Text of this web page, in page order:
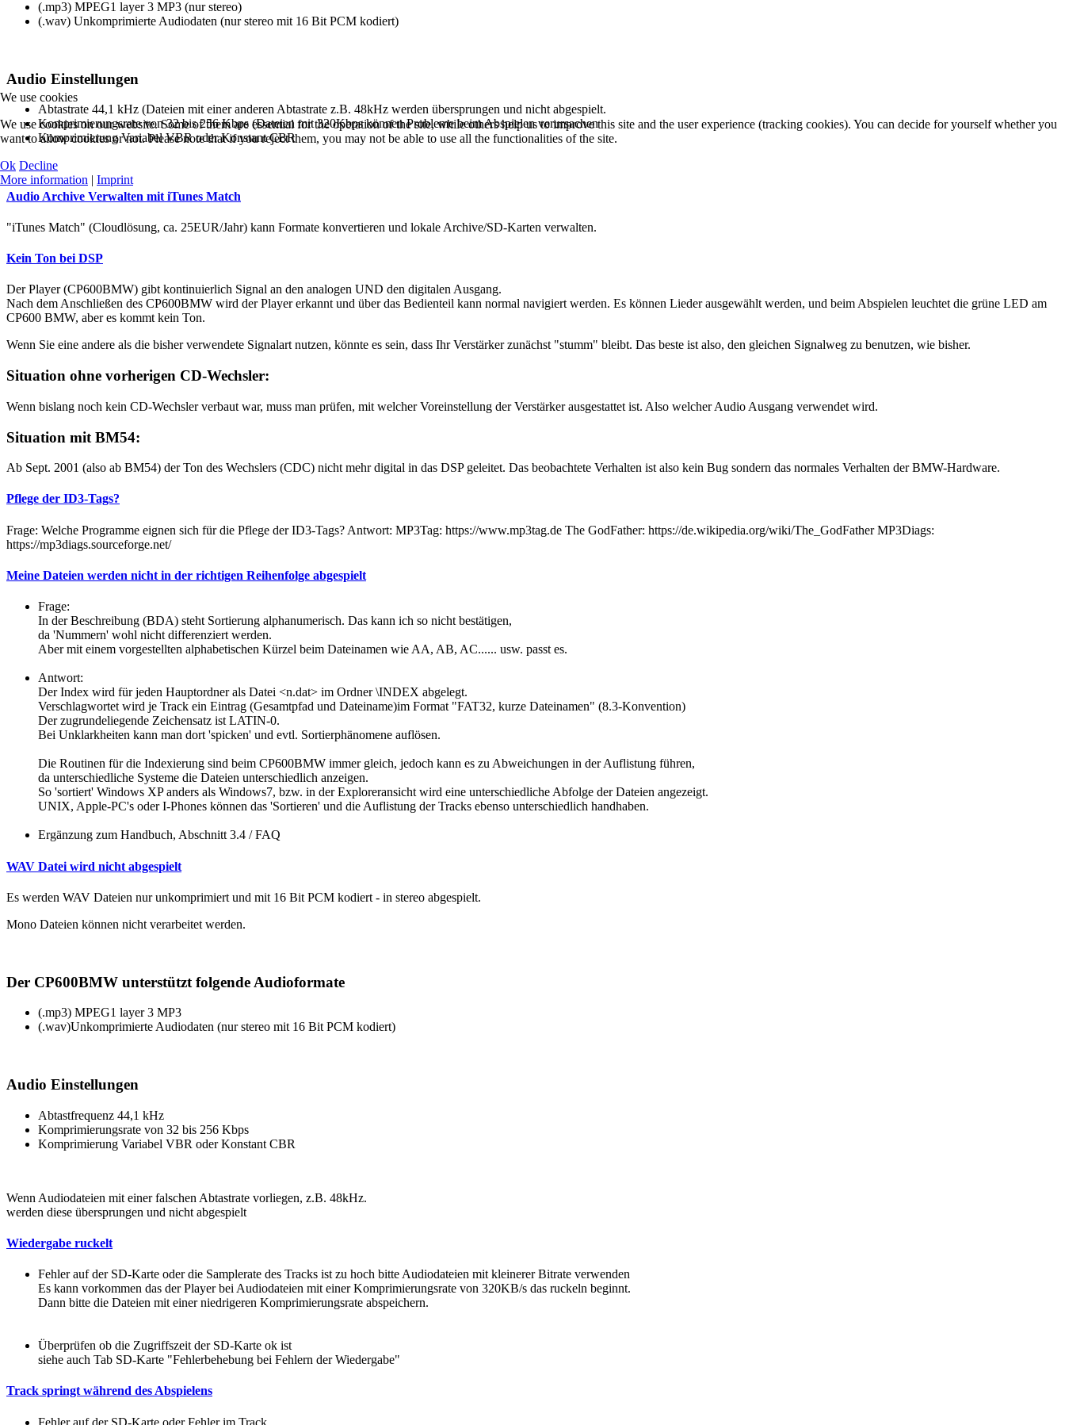
(.mp3) MPEG1 layer 3 MP3 (nur stereo)
(.wav) Unkomprimierte Audiodaten (nur stereo mit 16 Bit PCM kodiert)
Audio Einstellungen
Abtastrate 44,1 kHz (Dateien mit einer anderen Abtastrate z.B. 48kHz werden übersprungen und nicht abgespielt.
Komprimierungsrate von 32 bis 256 Kbps (Dateien mit 320Kbps können Probleme beim Abspielen verursachen
Komprimierung Variabel VBR oder Konstant CBR
Audio Archive Verwalten mit iTunes Match
"iTunes Match" (Cloudlösung, ca. 25EUR/Jahr) kann Formate konvertieren und lokale Archive/SD-Karten verwalten.
Kein Ton bei DSP
Der Player (CP600BMW) gibt kontinuierlich Signal an den analogen UND den digitalen Ausgang.
Nach dem Anschließen des CP600BMW wird der Player erkannt und über das Bedienteil kann normal navigiert werden. Es können Lieder ausgewählt werden, und beim Abspielen leuchtet die grüne LED am
CP600 BMW, aber es kommt kein Ton.
Wenn Sie eine andere als die bisher verwendete Signalart nutzen, könnte es sein, dass Ihr Verstärker zunächst "stumm" bleibt. Das beste ist also, den gleichen Signalweg zu benutzen, wie bisher.
Situation ohne vorherigen CD-Wechsler:
Wenn bislang noch kein CD-Wechsler verbaut war, muss man prüfen, mit welcher Voreinstellung der Verstärker ausgestattet ist. Also welcher Audio Ausgang verwendet wird.
Situation mit BM54:
Ab Sept. 2001 (also ab BM54) der Ton des Wechslers (CDC) nicht mehr digital in das DSP geleitet. Das beobachtete Verhalten ist also kein Bug sondern das normales Verhalten der BMW-Hardware.
Pflege der ID3-Tags?
Frage: Welche Programme eignen sich für die Pflege der ID3-Tags? Antwort: MP3Tag: https://www.mp3tag.de The GodFather: https://de.wikipedia.org/wiki/The_GodFather MP3Diags:
https://mp3diags.sourceforge.net/
Meine Dateien werden nicht in der richtigen Reihenfolge abgespielt
Frage:
In der Beschreibung (BDA) steht Sortierung alphanumerisch. Das kann ich so nicht bestätigen,
da 'Nummern' wohl nicht differenziert werden.
Aber mit einem vorgestellten alphabetischen Kürzel beim Dateinamen wie AA, AB, AC...... usw. passt es.
Antwort:
Der Index wird für jeden Hauptordner als Datei <n.dat> im Ordner \INDEX abgelegt.
Verschlagwortet wird je Track ein Eintrag (Gesamtpfad und Dateiname)im Format "FAT32, kurze Dateinamen" (8.3-Konvention)
Der zugrundeliegende Zeichensatz ist LATIN-0.
Bei Unklarkheiten kann man dort 'spicken' und evtl. Sortierphänomene auflösen.
Die Routinen für die Indexierung sind beim CP600BMW immer gleich, jedoch kann es zu Abweichungen in der Auflistung führen,
da unterschiedliche Systeme die Dateien unterschiedlich anzeigen.
So 'sortiert' Windows XP anders als Windows7, bzw. in der Exploreransicht wird eine unterschiedliche Abfolge der Dateien angezeigt.
UNIX, Apple-PC's oder I-Phones können das 'Sortieren' und die Auflistung der Tracks ebenso unterschiedlich handhaben.
Ergänzung zum Handbuch, Abschnitt 3.4 / FAQ
WAV Datei wird nicht abgespielt
Es werden WAV Dateien nur unkomprimiert und mit 16 Bit PCM kodiert - in stereo abgespielt.
Mono Dateien können nicht verarbeitet werden.
Der CP600BMW unterstützt folgende Audioformate
(.mp3) MPEG1 layer 3 MP3
(.wav)Unkomprimierte Audiodaten (nur stereo mit 16 Bit PCM kodiert)
Audio Einstellungen
Abtastfrequenz 44,1 kHz
Komprimierungsrate von 32 bis 256 Kbps
Komprimierung Variabel VBR oder Konstant CBR
Wenn Audiodateien mit einer falschen Abtastrate vorliegen, z.B. 48kHz.
werden diese übersprungen und nicht abgespielt
Wiedergabe ruckelt
Fehler auf der SD-Karte oder die Samplerate des Tracks ist zu hoch bitte Audiodateien mit kleinerer Bitrate verwenden
Es kann vorkommen das der Player bei Audiodateien mit einer Komprimierungsrate von 320KB/s das ruckeln beginnt.
Dann bitte die Dateien mit einer niedrigeren Komprimierungsrate abspeichern.
Überprüfen ob die Zugriffszeit der SD-Karte ok ist
siehe auch Tab SD-Karte "Fehlerbehebung bei Fehlern der Wiedergabe"
Track springt während des Abspielens
Fehler auf der SD-Karte oder Fehler im Track
We use cookies
We use cookies on our website. Some of them are essential for the operation of the site, while others help us to improve this site and the user experience (tracking cookies). You can decide for yourself whether you
want to allow cookies or not. Please note that if you reject them, you may not be able to use all the functionalities of the site.
Ok Decline
More information | Imprint